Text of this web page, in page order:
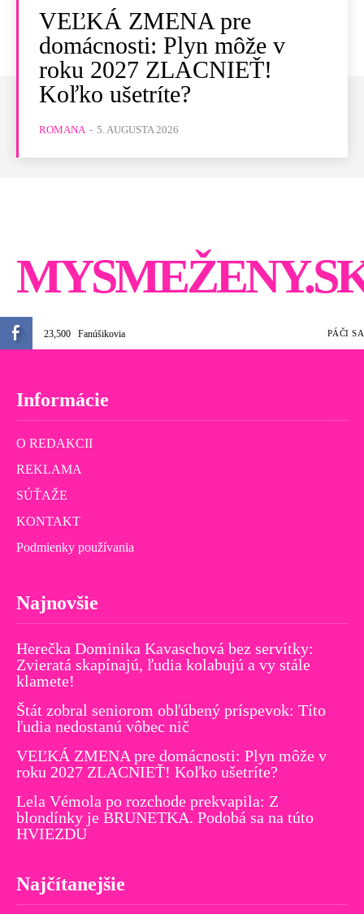
VEĽKÁ ZMENA pre
domácnosti: Plyn môže v
roku 2027 ZLACNIEŤ!
Koľko ušetríte?
ROMANA - 5. AUGUSTA 2026
23,500 Fanúšikovia PÁČI SA
Informácie
O REDAKCII
REKLAMA
SÚŤAŽE
KONTAKT
Podmienky používania
Najnovšie
Herečka Dominika Kavaschová bez servítky:
Zvieratá skapínajú, ľudia kolabujú a vy stále
klamete!
Štát zobral seniorom obľúbený príspevok: Títo
ľudia nedostanú vôbec nič
VEĽKÁ ZMENA pre domácnosti: Plyn môže v
roku 2027 ZLACNIEŤ! Koľko ušetríte?
Lela Vémola po rozchode prekvapila: Z
blondínky je BRUNETKA. Podobá sa na túto
HVIEZDU
Najčítanejšie